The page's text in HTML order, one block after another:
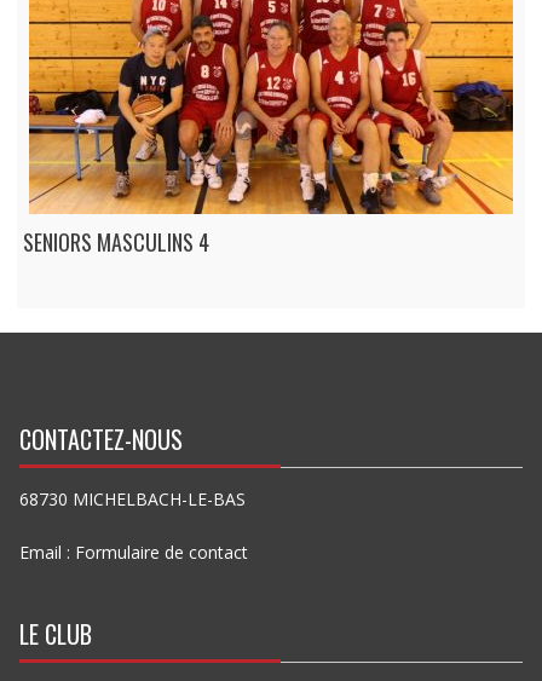
SENIORS MASCULINS 4
CONTACTEZ-NOUS
68730 MICHELBACH-LE-BAS
Email : Formulaire de contact
LE CLUB